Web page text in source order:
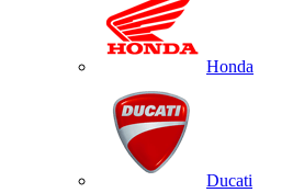
Honda
Ducati